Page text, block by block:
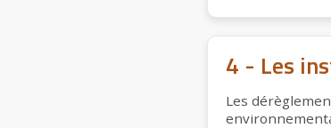
4 - Les
Les